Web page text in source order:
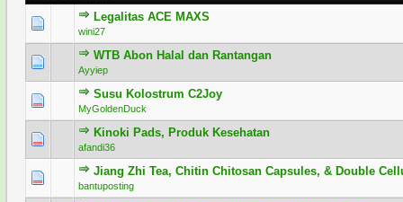
Legalitas ACE MAXS
wini27
0 Voting - 0 dari 5 secara Rata-rata
12345
WTB Abon Halal dan Rantangan
Ayyiep
1 Voting - 5 dari 5 secara Rata-rata
1 2345
Susu Kolostrum C2Joy
MyGoldenDuck
0 Voting - 0 dari 5 secara Rata-rata
1 2345
Kinoki Pads, Produk Kesehatan
afandi36
0 Voting - 0 dari 5 secara Rata-rata
12345
Jiang Zhi Tea, Chitin Chitosan Capsules, & Double
bantuposting
0 Voting - 0 dari 5 secara Rata-rata
12345